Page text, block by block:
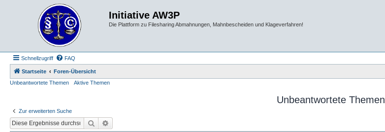
Initiative AW3P
Die Plattform zu Filesharing Abmahnungen, Mahnbescheiden und Klageverfahren!
Schnellzugriff FAQ
Startseite
Foren-Übersicht
Unbeantwortete Themen
Aktive Themen
Unbeantwortete Themen
Zur erweiterten Suche
Suche